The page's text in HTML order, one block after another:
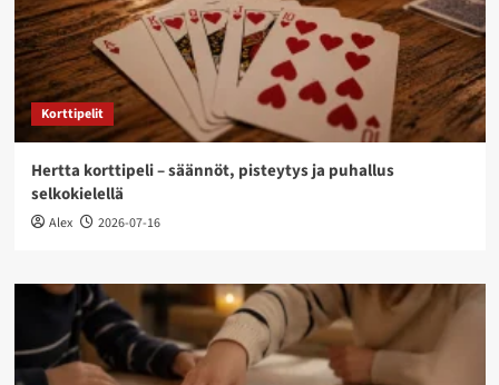
Korttipelit
Hertta korttipeli – säännöt, pisteytys ja puhallus
selkokielellä
Alex 2026-07-16